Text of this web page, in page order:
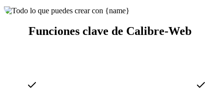
Funciones clave de Calibre-Web